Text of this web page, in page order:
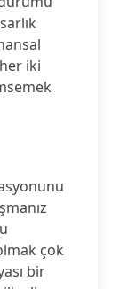
iki
çok
bir